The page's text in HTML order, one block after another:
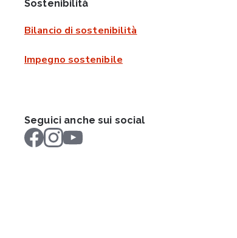
Sostenibilità
Bilancio di sostenibilità
Impegno sostenibile
Seguici anche sui social